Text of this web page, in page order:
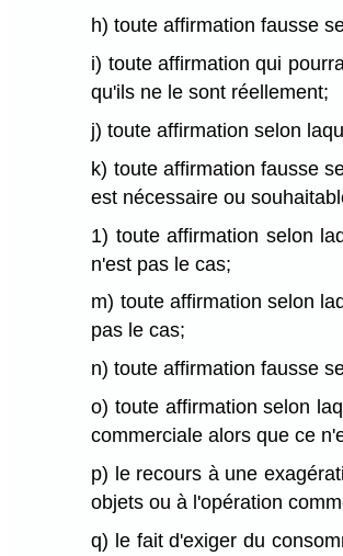
h) toute affirmation fausse
i) toute affirmation qui
qu'ils ne le sont réellement;
j) toute affirmation selon
k) toute affirmation fausse
est nécessaire ou
1) toute affirmation selon
n'est pas le cas;
m) toute affirmation selon
pas le cas;
n) toute affirmation fausse
o) toute affirmation selon
commerciale alors que ce
p) le recours à une
objets ou à l'opération
q) le fait d'exiger du